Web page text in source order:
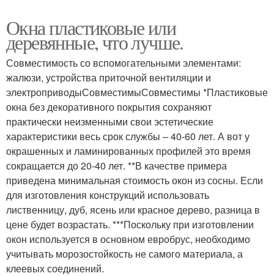
Окна пластиковые или
деревянные, что лучше.
Совместимость со вспомогательными элементами:
жалюзи, устройства приточной вентиляции и
электроприводыСовместимыСовместимы *Пластиковые
окна без декоративного покрытия сохраняют
практически неизменными свои эстетические
характеристики весь срок службы – 40-60 лет. А вот у
окрашенных и ламинированных профилей это время
сокращается до 20-40 лет. **В качестве примера
приведена минимальная стоимость окон из сосны. Если
для изготовления конструкций использовать
лиственницу, дуб, ясень или красное дерево, разница в
цене будет возрастать. ***Поскольку при изготовлении
окон используется в основном евробрус, необходимо
учитывать морозостойкость не самого материала, а
клеевых соединений.